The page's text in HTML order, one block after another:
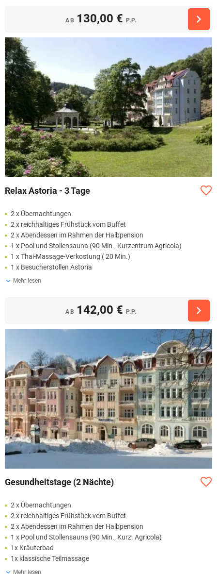
AB 130,00 € P.P.
Relax Astoria - 3 Tage
2 x Übernachtungen
2 x reichhaltiges Frühstück vom Buffet
2 x Abendessen im Rahmen der Halbpension
1 x Pool und Stollensauna (90 Min., Kurzentrum Agricola)
1 x Thai-Massage-Verkostung ( 20 Min.)
1 x Besucherstollen Astoria
Mehr lesen
AB 142,00 € P.P.
Gesundheitstage (2 Nächte)
2 x Übernachtungen
2 x reichhaltiges Frühstück vom Buffet
2 x Abendessen im Rahmen der Halbpension
1 x Pool und Stollensauna (90 Min., Kurz. Agricola)
1x Kräuterbad
1x klassische Teilmassage
Mehr lesen